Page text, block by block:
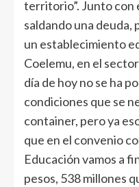
territorio”. Junto con
saldando una deuda,
un establecimiento
Coelemu, en el
día de hoy no se ha
condiciones que se
container, pero ya
que en el convenio
Educación vamos a
pesos, 538 millones